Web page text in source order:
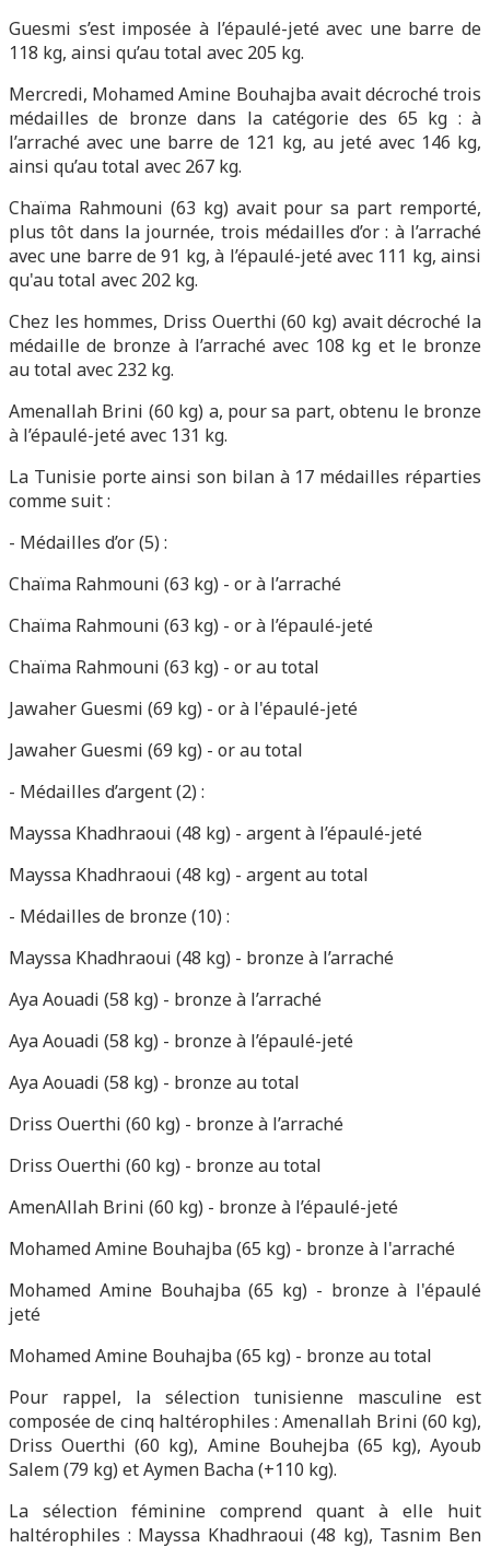
Guesmi s’est imposée à l’épaulé-jeté avec une barre de
118 kg, ainsi qu’au total avec 205 kg.
Mercredi, Mohamed Amine Bouhajba avait décroché trois
médailles de bronze dans la catégorie des 65 kg : à
l’arraché avec une barre de 121 kg, au jeté avec 146 kg,
ainsi qu’au total avec 267 kg.
Chaïma Rahmouni (63 kg) avait pour sa part remporté,
plus tôt dans la journée, trois médailles d’or : à l’arraché
avec une barre de 91 kg, à l’épaulé-jeté avec 111 kg, ainsi
qu'au total avec 202 kg.
Chez les hommes, Driss Ouerthi (60 kg) avait décroché la
médaille de bronze à l’arraché avec 108 kg et le bronze
au total avec 232 kg.
Amenallah Brini (60 kg) a, pour sa part, obtenu le bronze
à l’épaulé-jeté avec 131 kg.
La Tunisie porte ainsi son bilan à 17 médailles réparties
comme suit :
- Médailles d’or (5) :
Chaïma Rahmouni (63 kg) - or à l’arraché
Chaïma Rahmouni (63 kg) - or à l’épaulé-jeté
Chaïma Rahmouni (63 kg) - or au total
Jawaher Guesmi (69 kg) - or à l'épaulé-jeté
Jawaher Guesmi (69 kg) - or au total
- Médailles d’argent (2) :
Mayssa Khadhraoui (48 kg) - argent à l’épaulé-jeté
Mayssa Khadhraoui (48 kg) - argent au total
- Médailles de bronze (10) :
Mayssa Khadhraoui (48 kg) - bronze à l’arraché
Aya Aouadi (58 kg) - bronze à l’arraché
Aya Aouadi (58 kg) - bronze à l’épaulé-jeté
Aya Aouadi (58 kg) - bronze au total
Driss Ouerthi (60 kg) - bronze à l’arraché
Driss Ouerthi (60 kg) - bronze au total
AmenAllah Brini (60 kg) - bronze à l’épaulé-jeté
Mohamed Amine Bouhajba (65 kg) - bronze à l'arraché
Mohamed Amine Bouhajba (65 kg) - bronze à l'épaulé
jeté
Mohamed Amine Bouhajba (65 kg) - bronze au total
Pour rappel, la sélection tunisienne masculine est
composée de cinq haltérophiles : Amenallah Brini (60 kg),
Driss Ouerthi (60 kg), Amine Bouhejba (65 kg), Ayoub
Salem (79 kg) et Aymen Bacha (+110 kg).
La sélection féminine comprend quant à elle huit
haltérophiles : Mayssa Khadhraoui (48 kg), Tasnim Ben